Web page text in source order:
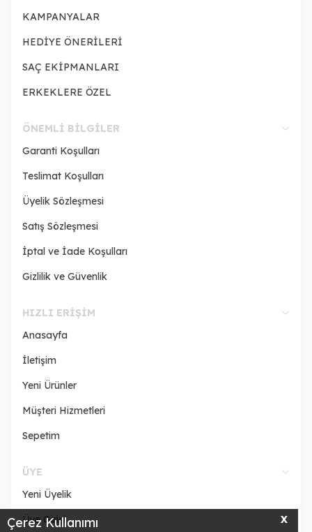
X
Çerez Kullanımı
KAMPANYALAR
HEDİYE ÖNERİLERİ
SAÇ EKİPMANLARI
ERKEKLERE ÖZEL
ÖNEMLI BILGILER
Garanti Koşulları
Teslimat Koşulları
Üyelik Sözleşmesi
Satış Sözleşmesi
İptal ve İade Koşulları
Gizlilik ve Güvenlik
HIZLI ERIŞIM
Anasayfa
İletişim
Yeni Ürünler
Müşteri Hizmetleri
Sepetim
ÜYE
Yeni Üyelik
Üye Girişi